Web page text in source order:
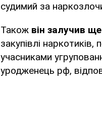
судимий за
Також він залучив
закупівлі
учасниками
уродженець рф,